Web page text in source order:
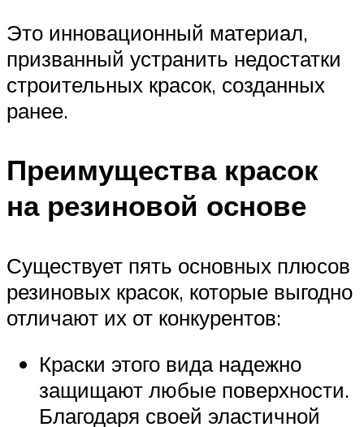
Это инновационный материал,
призванный устранить недостатки
строительных красок, созданных
ранее.
Преимущества красок
на резиновой основе
Существует пять основных плюсов
резиновых красок, которые выгодно
отличают их от конкурентов:
Краски этого вида надежно
защищают любые поверхности.
Благодаря своей эластичной